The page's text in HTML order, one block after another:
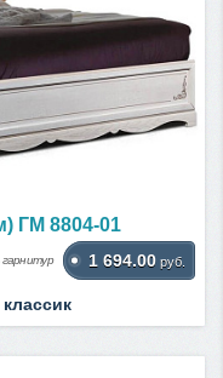
ГМ 8804-01
гарнитур 1 694.00 руб.